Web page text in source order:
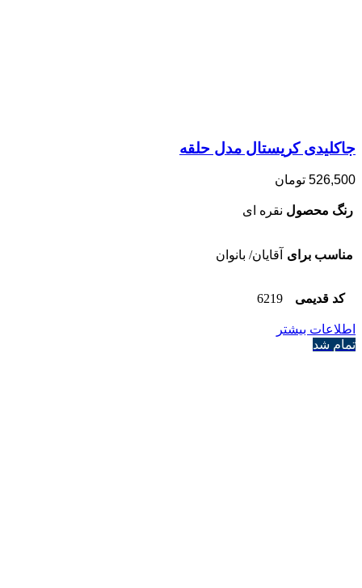
جاکلیدی کریستال مدل حلقه
526,500 تومان
رنگ محصول نقره ای
مناسب برای آقایان/ بانوان
کد قدیمی 6219
اطلاعات بیشتر
تمام شد